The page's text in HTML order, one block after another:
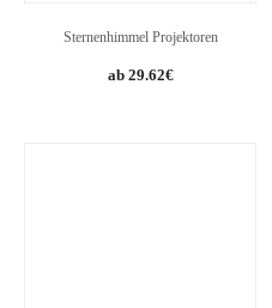
Sternenhimmel Projektoren
29.62€